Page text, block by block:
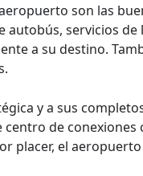
son las
autobús, servicios
a su destino.
y a sus
de
placer, el